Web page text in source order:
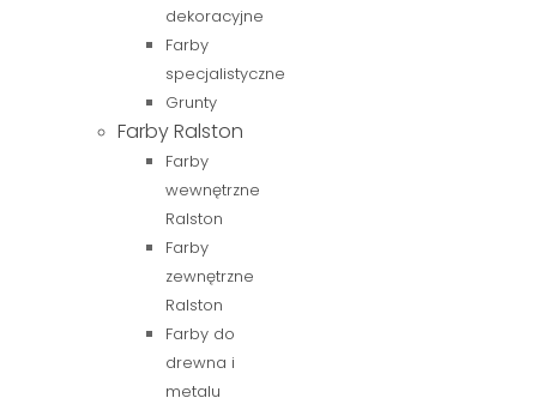
dekoracyjne
Farby
specjalistyczne
Grunty
Farby Ralston
Farby
wewnętrzne
Ralston
Farby
zewnętrzne
Ralston
Farby do
drewna i
metalu